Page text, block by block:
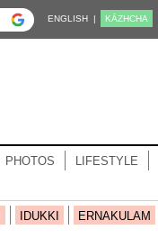
ENGLISH | KĀZHCHA
PHOTOS LIFESTYLE
IDUKKI ERNAKULAM